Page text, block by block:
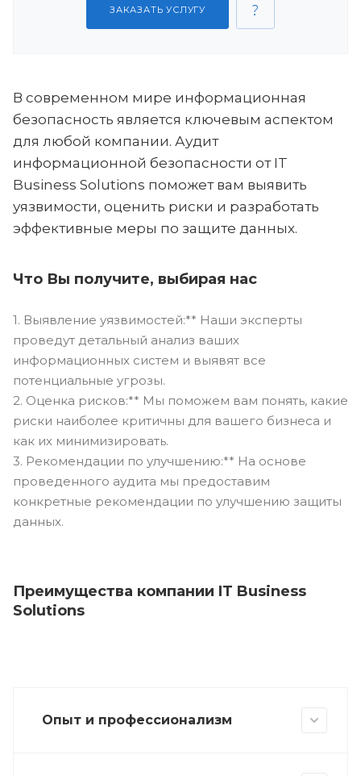
ЗАКАЗАТЬ УСЛУГУ
В современном мире информационная
безопасность является ключевым аспектом
для любой компании. Аудит
информационной безопасности от IT
Business Solutions поможет вам выявить
уязвимости, оценить риски и разработать
эффективные меры по защите данных.
Что Вы получите, выбирая нас
1. Выявление уязвимостей:** Наши эксперты
проведут детальный анализ ваших
информационных систем и выявят все
потенциальные угрозы.
2. Оценка рисков:** Мы поможем вам понять, какие
риски наиболее критичны для вашего бизнеса и
как их минимизировать.
3. Рекомендации по улучшению:** На основе
проведенного аудита мы предоставим
конкретные рекомендации по улучшению защиты
данных.
Преимущества компании IT Business
Solutions
Опыт и профессионализм